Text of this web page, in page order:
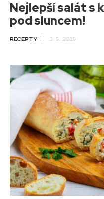
Nejlepší salát s
pod sluncem!
RECEPTY 13. 5. 2025